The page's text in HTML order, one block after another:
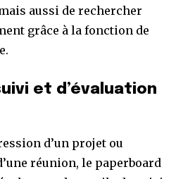
aussi de rechercher
grâce à la fonction de
et d’évaluation
d’un projet ou
réunion, le paperboard